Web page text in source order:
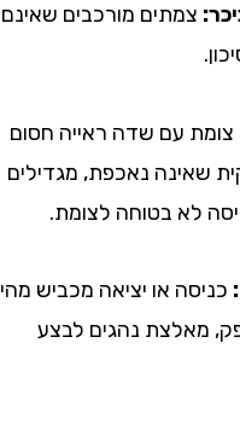
צמתים מורכבים שאינם
עם שדה ראייה חסום
נאכפת, מגדילים
בטוחה לצומת.
או יציאה מכביש מהיר
נהגים לבצע